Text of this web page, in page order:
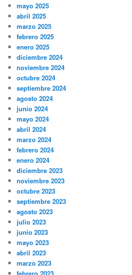
mayo 2025
abril 2025
marzo 2025
febrero 2025
enero 2025
diciembre 2024
noviembre 2024
octubre 2024
septiembre 2024
agosto 2024
junio 2024
mayo 2024
abril 2024
marzo 2024
febrero 2024
enero 2024
diciembre 2023
noviembre 2023
octubre 2023
septiembre 2023
agosto 2023
julio 2023
junio 2023
mayo 2023
abril 2023
marzo 2023